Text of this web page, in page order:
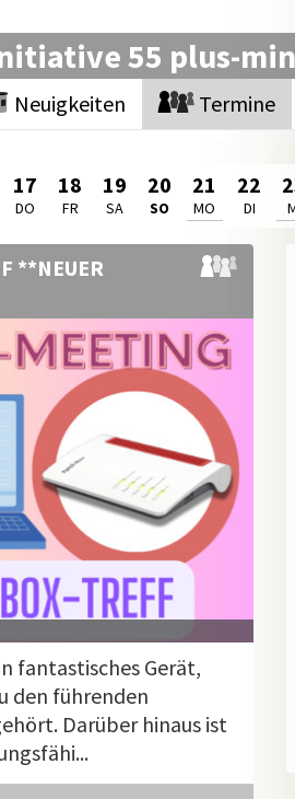
55 plus-
Neuigkeiten Termine
17
DO
18
FR
19
SA
20
SO
21
MO
22
DI
**NEUER
fantastisches Gerät,
den führenden
Darüber hinaus ist